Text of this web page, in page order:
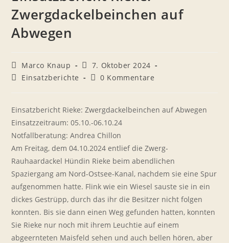
Zwergdackelbeinchen auf
Abwegen
Beitrags-
Autor:
Marco Knaup
Beitrag
veröffentlicht:
7. Oktober 2024
Beitrags-
Einsatzberichte
Beitrags-
0 Kommentare
Einsatzbericht Rieke: Zwergdackelbeinchen auf Abwegen
Einsatzzeitraum: 05.10.-06.10.24
Notfallberatung: Andrea Chillon
Am Freitag, dem 04.10.2024 entlief die Zwerg-
Rauhaardackel Hündin Rieke beim abendlichen
Spaziergang am Nord-Ostsee-Kanal, nachdem sie eine Spur
aufgenommen hatte. Flink wie ein Wiesel sauste sie in ein
dickes Gestrüpp, durch das ihr die Besitzer nicht folgen
konnten. Bis sie dann einen Weg gefunden hatten, konnten
Sie Rieke nur noch mit ihrem Leuchtie auf einem
abgeernteten Maisfeld sehen und auch bellen hören, aber